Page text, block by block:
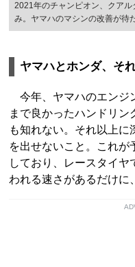
2021年のチャンピオン、クア
み。ヤマハのマシンの改善が
ヤマハとホンダ、そ
今年、ヤマハのエンジ
まで良かったハンドリ
も知れない。それ以上に
を出せないこと。これが
しており、レースタイ
われる速さがあるだけに